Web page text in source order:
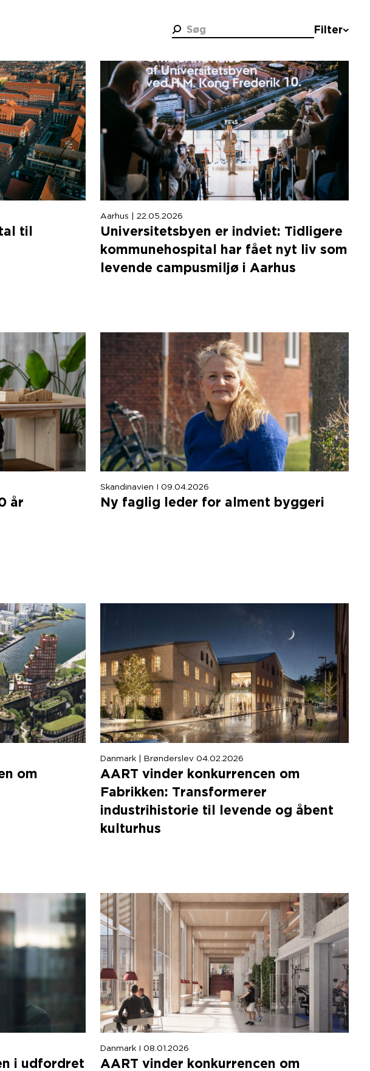
Søg Filter
Kategori
Alle
Bæredygtighed
Effekt
Organisation
Perspektiv
til
Aarhus | 22.05.2026
Universitetsbyen er indviet: Tidligere
kommunehospital har fået nyt liv som
levende campusmiljø i Aarhus
år
Skandinavien I 09.04.2026
Ny faglig leder for alment byggeri
om
Danmark | Brønderslev 04.02.2026
AART vinder konkurrencen om
Fabrikken: Transformerer
industrihistorie til levende og åbent
kulturhus
i udfordret
Danmark I 08.01.2026
AART vinder konkurrencen om